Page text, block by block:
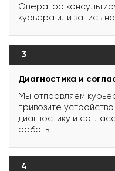
Оператор
курьера или запись
3
Диагностика и
Мы отправляем
привозите
диагностику и
работы.
4